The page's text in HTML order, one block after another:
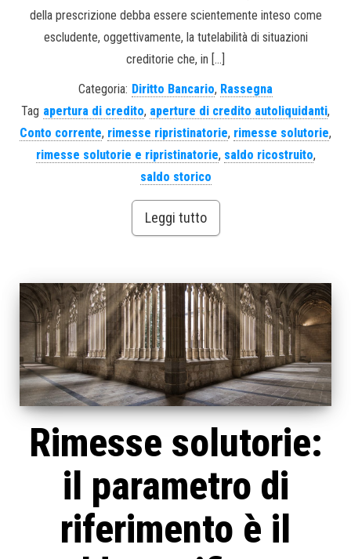
della prescrizione debba essere scientemente inteso come
escludente, oggettivamente, la tutelabilità di situazioni
creditorie che, in […]
Categoria: Diritto Bancario, Rassegna
Tag apertura di credito, aperture di credito autoliquidanti,
Conto corrente, rimesse ripristinatorie, rimesse solutorie,
rimesse solutorie e ripristinatorie, saldo ricostruito,
saldo storico
Leggi tutto
Rimesse solutorie:
il parametro di
riferimento è il